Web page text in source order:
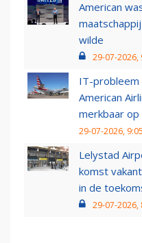
American
wilde
29-07-2026,
IT-
American
merkbaar op
29-07-2026, 9:05
Lelystad
komst
in de
29-07-2026,